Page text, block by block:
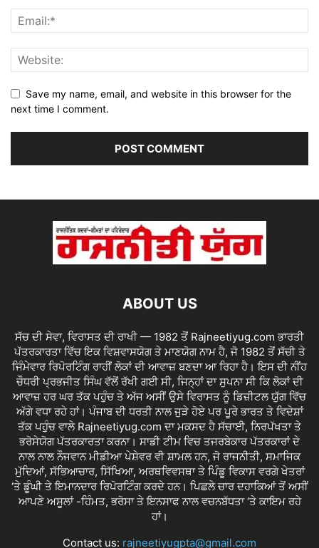
Save my name, email, and website in this browser for the
next time I comment.
ABOUT US
ਸੱਚ ਦੀ ਸੇਵਾ, ਵਿਰਾਸਤ ਦੀ ਰਾਖੀ — 1982 ਤੋਂ Rajneetiyug.com ਭਾਰਤੀ
ਪੱਤਰਕਾਰਤਾ ਵਿੱਚ ਇਕ ਵਿਸ਼ਵਾਸਯੋਗ ਤੇ ਮਾਣਯੋਗ ਨਾਮ ਹੈ, ਜੋ 1982 ਤੋਂ ਸੱਚੀ ਤੇ
ਜਿੰਮੇਵਾਰ ਰਿਪੋਰਟਿੰਗ ਰਾਹੀਂ ਲੋਕਾਂ ਦੀ ਆਵਾਜ਼ ਬਣਦਾ ਆ ਰਿਹਾ ਹੈ। ਇਸ ਦੀ ਨੀਂਹ
ਚੌਧਰੀ ਪ੍ਰਭਜੀਤ ਸਿੰਘ ਵੱਲੋਂ ਰੱਖੀ ਗਈ ਸੀ, ਜਿਨ੍ਹਾਂ ਦਾ ਸੁਪਨਾ ਸੀ ਕਿ ਲੋਕਾਂ ਦੀ
ਆਵਾਜ਼ ਹਰ ਘਰ ਤੱਕ ਪਹੁੰਚ ਤੇ ਅੱਜ ਅਸੀਂ ਉਸੇ ਵਿਰਾਸਤ ਨੂੰ ਡਿਜ਼ੀਟਲ ਯੁੱਗ ਵਿੱਚ
ਅੱਗੇ ਵਧਾ ਰਹੇ ਹਾਂ। ਪੰਜਾਬ ਦੀ ਧਰਤੀ ਨਾਲ ਜੁੜੇ ਹੋਏ ਪਰ ਪੂਰੇ ਭਾਰਤ ਤੇ ਵਿਦੇਸ਼ਾਂ
ਤੱਕ ਪਹੁੰਚ ਵਾਲੇ Rajneetiyug.com ਦਾ ਮਕਸਦ ਹੈ ਸੱਚਾਈ, ਨਿਰਪੱਖਤਾ ਤੇ
ਭਰੋਸੇਯੋਗ ਪੱਤਰਕਾਰਤਾ ਕਰਨਾ। ਸਾਡੀ ਟੀਮ ਵਿਚ ਤਜਰਬੇਕਾਰ ਪੱਤਰਕਾਰਾਂ ਦੇ
ਨਾਲ ਨਾਲ ਨੌਜਵਾਨ ਮੀਡੀਆ ਪੇਸ਼ੇਵਰ ਵੀ ਸ਼ਾਮਲ ਹਨ, ਜੋ ਰਾਜਨੀਤੀ, ਸਮਾਜਿਕ
ਮੁੱਦਿਆਂ, ਸੱਭਿਆਚਾਰ, ਸਿੱਖਿਆ, ਅਰਥਵਿਵਸਥਾ ਤੇ ਪਿੰਡੂ ਵਿਕਾਸ ਵਰਗੇ ਖੇਤਰਾਂ
‘ਤੇ ਡੂੰਘੀ ਤੇ ਇਮਾਨਦਾਰ ਰਿਪੋਰਟਿੰਗ ਕਰਦੇ ਹਨ। ਪਿਛਲੇ ਚਾਰ ਦਹਾਕਿਆਂ ਤੋਂ ਅਸੀਂ
ਆਪਣੇ ਅਸੂਲਾਂ -ਹਿੰਮਤ, ਭਰੋਸਾ ਤੇ ਇਨਸਾਫ ਨਾਲ ਵਚਨਬੱਧਤਾ ‘ਤੇ ਕਾਇਮ ਰਹੇ
ਹਾਂ।
Contact us: rajneetiyugpta@gmail.com